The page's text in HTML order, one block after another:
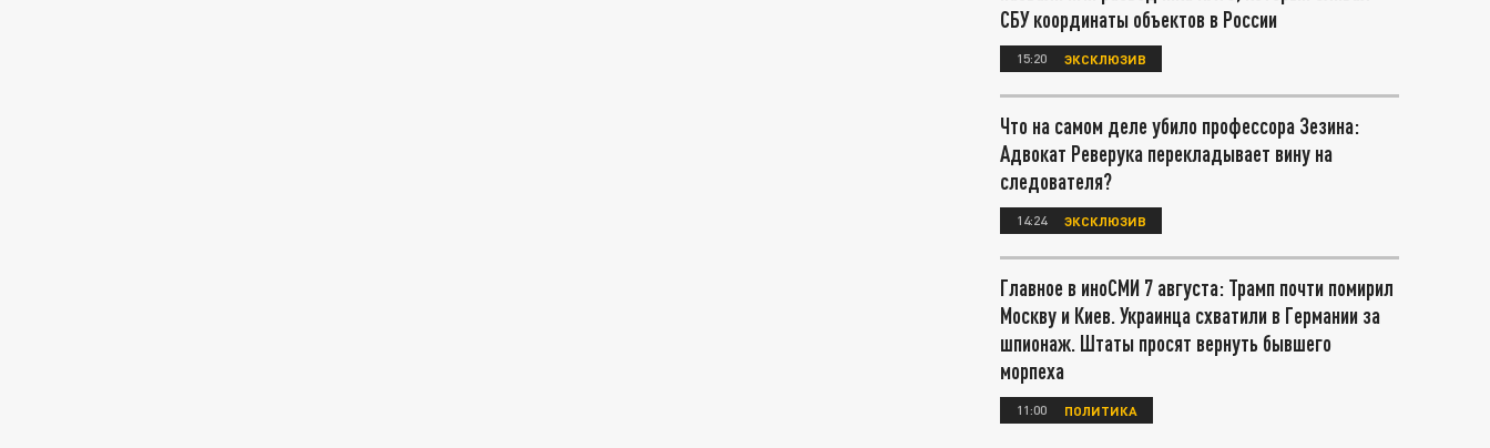
СБУ координаты объектов в России
15:20 ЭКСКЛЮЗИВ
Что на самом деле убило профессора Зезина:
Адвокат Реверука перекладывает вину на
следователя?
14:24 ЭКСКЛЮЗИВ
Главное в иноСМИ 7 августа: Трамп почти помирил
Москву и Киев. Украинца схватили в Германии за
шпионаж. Штаты просят вернуть бывшего
морпеха
11:00 ПОЛИТИКА